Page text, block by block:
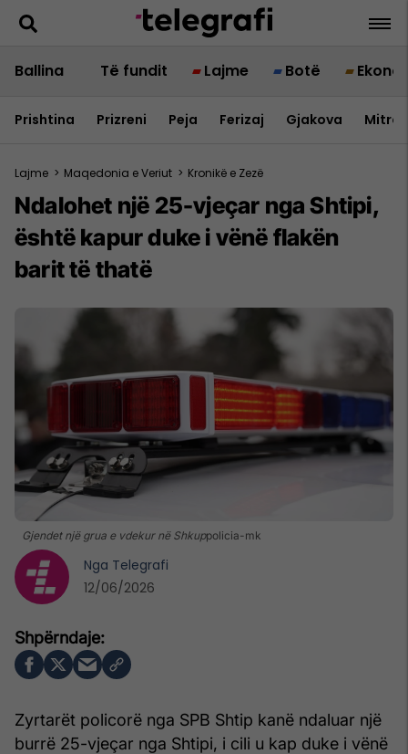
Ballina Të fundit Lajme Botë
Prishtina Prizreni Peja Ferizaj Gjakova
Lajme > Maqedonia e Veriut > Kronikë e Zezë
Ndalohet një 25-vjeçar nga Shtipi,
është kapur duke i vënë flakën
barit të thatë
Gjendet një grua e vdekur në Shkuppolicia-mk
Zyrtarët policorë nga SPB Shtip kanë ndaluar një
burrë 25-vjeçar nga Shtipi, i cili u kap duke i vënë
Nga Telegrafi
12/06/2026